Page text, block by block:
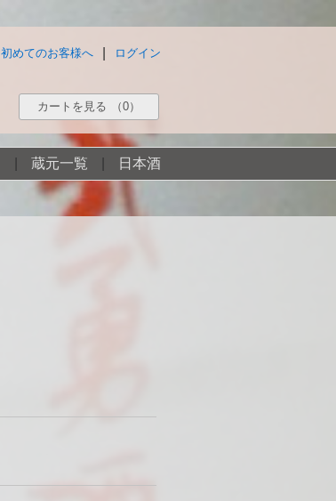
ログイン
初めてのお客様へ
カートを見る （0）
蔵元一覧 日本酒